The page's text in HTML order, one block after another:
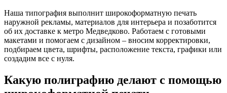
Наша типография выполнит широкоформатную печать
наружной рекламы, материалов для интерьера и позаботится
об их доставке к метро Медведково. Работаем с готовыми
макетами и помогаем с дизайном – вносим корректировки,
подбираем цвета, шрифты, расположение текста, графики или
создадим все с нуля.
Какую полиграфию делают с помощью